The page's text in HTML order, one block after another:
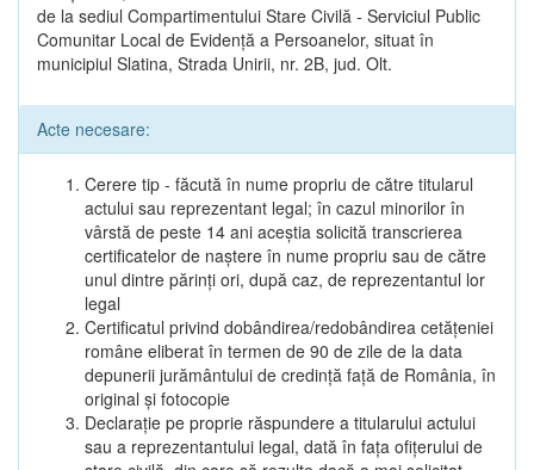
de la sediul Compartimentului Stare Civilă - Serviciul Public
Comunitar Local de Evidență a Persoanelor, situat în
municipiul Slatina, Strada Unirii, nr. 2B, jud. Olt.
Acte necesare:
Cerere tip - făcută în nume propriu de către titularul
actului sau reprezentant legal; în cazul minorilor în
vârstă de peste 14 ani aceștia solicită transcrierea
certificatelor de naștere în nume propriu sau de către
unul dintre părinți ori, după caz, de reprezentantul lor
legal
Certificatul privind dobândirea/redobândirea cetățeniei
române eliberat în termen de 90 de zile de la data
depunerii jurământului de credință față de România, în
original și fotocopie
Declarație pe proprie răspundere a titularului actului
sau a reprezentantului legal, dată în fața ofițerului de